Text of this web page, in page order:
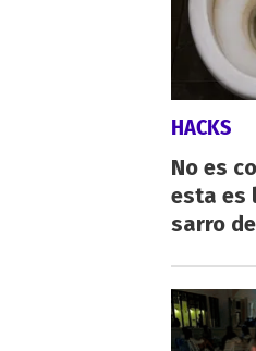
HACKS
No es
esta es
sarro